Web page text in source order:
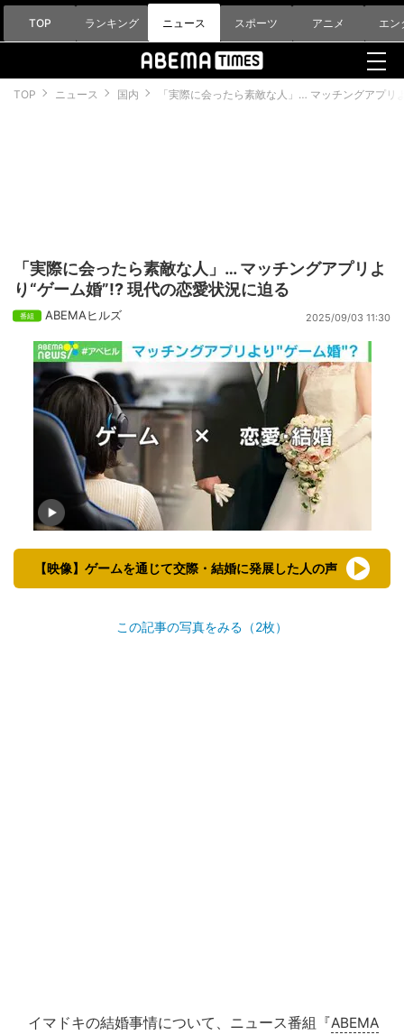
TOP ランキング ニュース スポーツ アニメ エン
TOP ニュース 国内 「実際に会ったら素敵な人」… マッチングアプリ
「実際に会ったら素敵な人」… マッチングアプリよ
り“ゲーム婚”!? 現代の恋愛状況に迫る
ABEMAヒルズ 2025/09/03 11:30
【映像】ゲームを通じて交際・結婚に発展した人の声
この記事の写真をみる（2枚）
イマドキの結婚事情について、ニュース番組『ABEMA